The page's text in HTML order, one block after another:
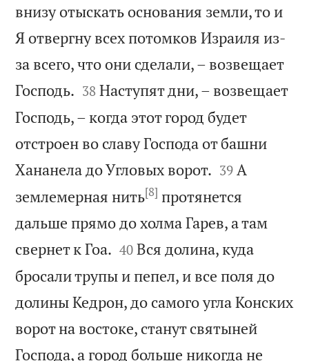
внизу отыскать основания земли, то и
Я отвергну всех потомков Израиля из-
за всего, что они сделали, – возвещает
Господь. 

38 Наступят дни, – возвещает
Господь, – когда этот город будет
отстроен во славу Господа от башни
Хананела до Угловых ворот. 

39 А
землемерная нить[8] протянется
дальше прямо до холма Гарев, а там
свернет к Гоа. 

40 Вся долина, куда
бросали трупы и пепел, и все поля до
долины Кедрон, до самого угла Конских
ворот на востоке, станут святыней
Господа, а город больше никогда не